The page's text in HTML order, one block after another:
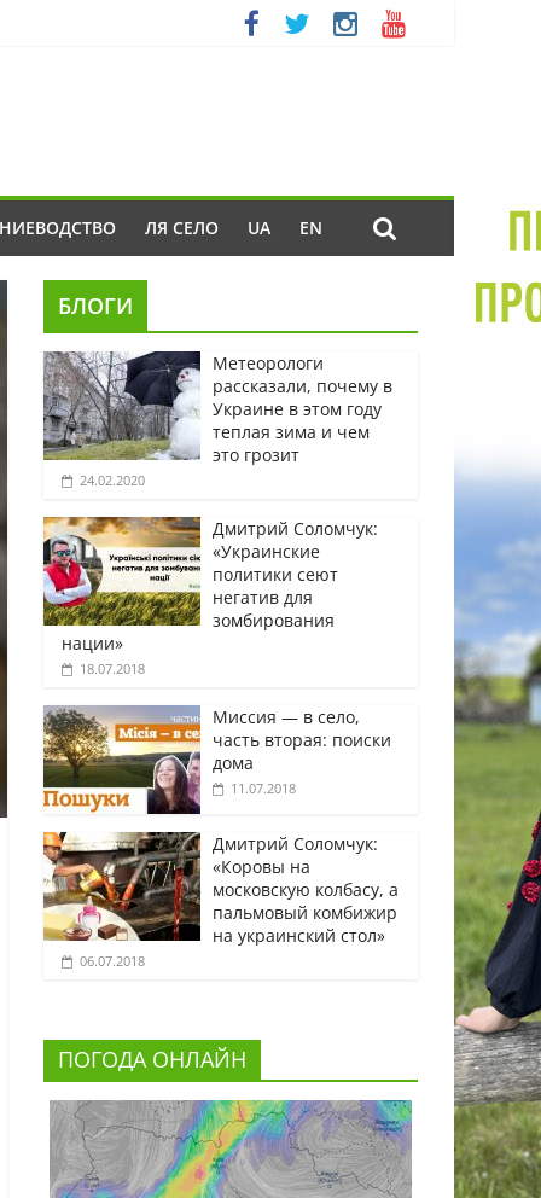
ЛЯ СЕЛО UA EN
БЛОГИ
Метеорологи
рассказали, почему в
Украине в этом году
теплая зима и чем
это грозит
24.02.2020
Дмитрий Соломчук:
«Украинские
политики сеют
негатив для
зомбирования
нации»
18.07.2018
Миссия — в село,
часть вторая: поиски
дома
11.07.2018
Дмитрий Соломчук:
«Коровы на
московскую колбасу, а
пальмовый комбижир
на украинский стол»
06.07.2018
ПОГОДА ОНЛАЙН